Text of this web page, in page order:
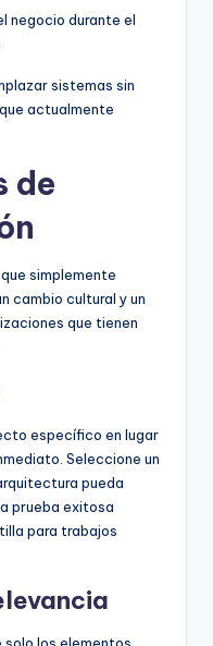
negocio durante el
sistemas sin
actualmente
de
simplemente
cambio cultural y un
que tienen
específico en lugar
Seleccione un
pueda
prueba exitosa
para trabajos
los elementos